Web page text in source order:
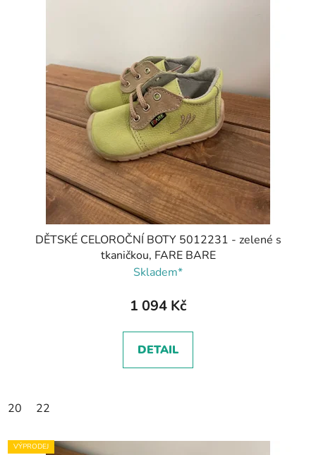
DĚTSKÉ CELOROČNÍ BOTY 5012231 - zelené s
tkaničkou, FARE BARE
Skladem*
1 094 Kč
DETAIL
20 22
VÝPRODEJ